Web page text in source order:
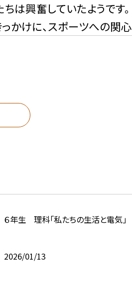
は興奮していたようです。
かけに、スポーツへの関
６年生 理科「私たちの生活と電気」
2026/01/13